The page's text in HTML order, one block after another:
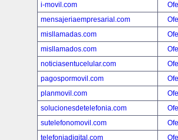
i-movil.com
mensajeriaempresarial.com
misllamadas.com
misllamados.com
noticiasentucelular.com
pagospormovil.com
planmovil.com
solucionesdetelefonia.com
sutelefonomovil.com
telefoniadigital.com